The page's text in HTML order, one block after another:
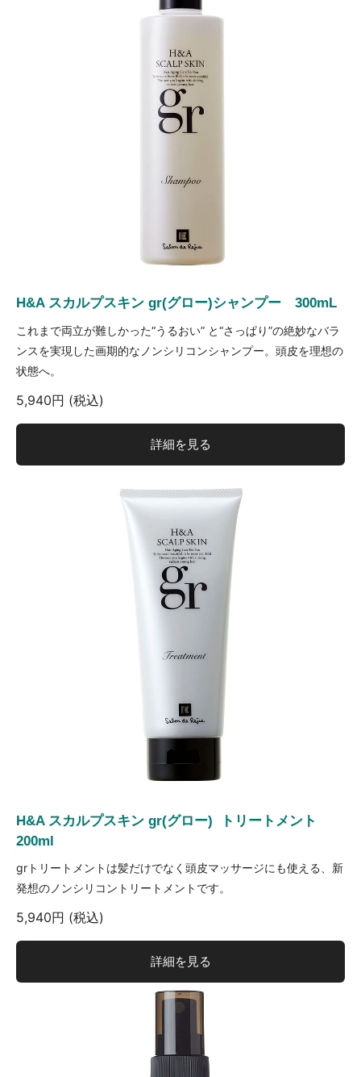
H&A スカルプスキン gr(グロー)シャンプー 300mL
これまで両立が難しかった“うるおい” と“さっぱり”の絶妙なバラ
ンスを実現した画期的なノンシリコンシャンプー。頭皮を理想の
状態へ。
5,940円 (税込)
詳細を見る
H&A スカルプスキン gr(グロー) トリートメント
200ml
grトリートメントは髪だけでなく頭皮マッサージにも使える、新
発想のノンシリコントリートメントです。
5,940円 (税込)
詳細を見る